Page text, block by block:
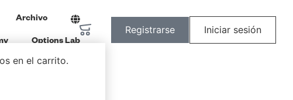
Iniciar sesión
Registrarse
en el carrito.
Archivo
Options Lab